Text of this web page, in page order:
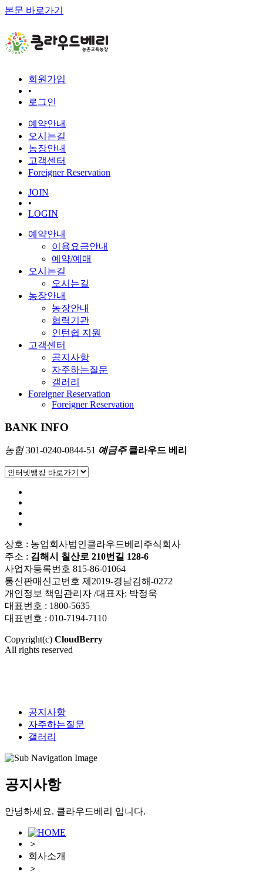
본문 바로가기
회원가입
•
로그인
예약안내
오시는길
농장안내
고객센터
Foreigner Reservation
JOIN
•
LOGIN
예약안내
이용요금안내
예약/예매
오시는길
오시는길
농장안내
농장안내
협력기관
인턴쉽 지원
고객센터
공지사항
자주하는질문
갤러리
Foreigner Reservation
Foreigner Reservation
BANK INFO
농협301-0240-0844-51 예금주클라우드 베리
상호 : 농업회사법인클라우드베리주식회사
주소 : 김해시 칠산로 210번길 128-6
사업자등록번호 815-86-01064
통신판매신고번호 제2019-경남김해-0272
개인정보 책임관리자 /대표자: 박정욱
대표번호 : 1800-5635
대표번호 : 010-7194-7110
Copyright(c) CloudBerry
All rights reserved
공지사항
자주하는질문
갤러리
공지사항
안녕하세요. 클라우드베리 입니다.
＞
회사소개
＞